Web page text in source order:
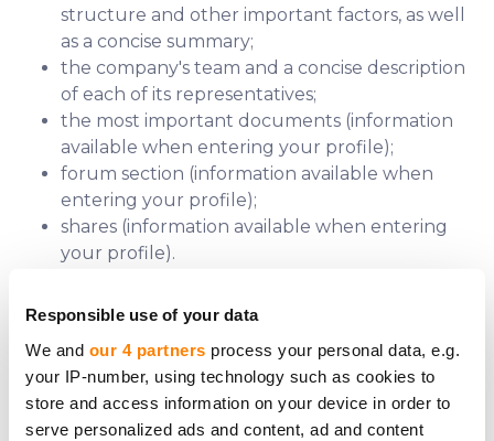
Responsible use of your data
We and our 4 partners process your personal data, e.g.
your IP-number, using technology such as cookies to
store and access information on your device in order to
serve personalized ads and content, ad and content
structure and other important factors, as well
as a concise summary;
the company's team and a concise description
of each of its representatives;
the most important documents (information
available when entering your profile);
forum section (information available when
entering your profile);
shares (information available when entering
your profile).
to understand which companies shares to buy on
the Internet that can bring the desired profit.